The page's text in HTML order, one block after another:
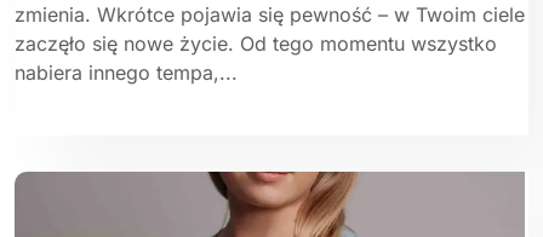
zmienia. Wkrótce pojawia się pewność – w Twoim ciele
zaczęło się nowe życie. Od tego momentu wszystko
nabiera innego tempa,...